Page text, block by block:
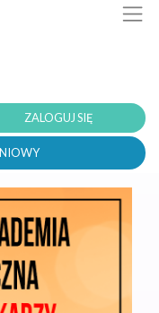
ZALOGUJ SIĘ